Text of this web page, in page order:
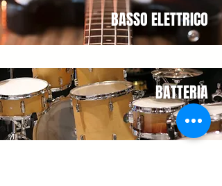
BASSO ELETTRICO
BATTERIA